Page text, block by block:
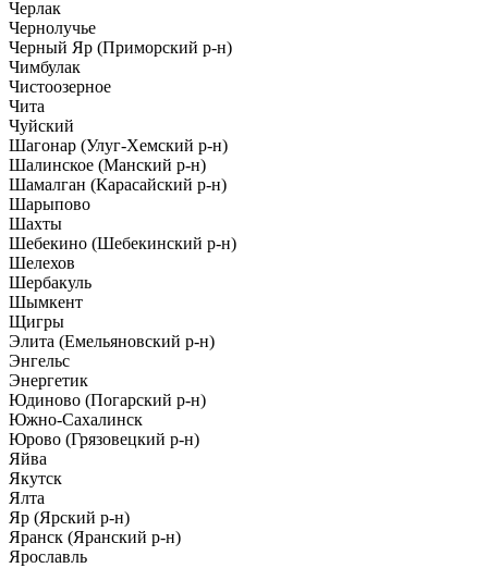
Черлак
Чернолучье
Черный Яр (Приморский р-н)
Чимбулак
Чистоозерное
Чита
Чуйский
Шагонар (Улуг-Хемский р-н)
Шалинское (Манский р-н)
Шамалган (Карасайский р-н)
Шарыпово
Шахты
Шебекино (Шебекинский р-н)
Шелехов
Шербакуль
Шымкент
Щигры
Элита (Емельяновский р-н)
Энгельс
Энергетик
Юдиново (Погарский р-н)
Южно-Сахалинск
Юрово (Грязовецкий р-н)
Яйва
Якутск
Ялта
Яр (Ярский р-н)
Яранск (Яранский р-н)
Ярославль